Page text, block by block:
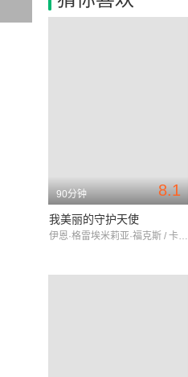
8.1
90分钟
我美丽的守护天使
伊恩·格雷埃米莉亚·福克斯 / 卡罗琳·杜西 简·亚历山大